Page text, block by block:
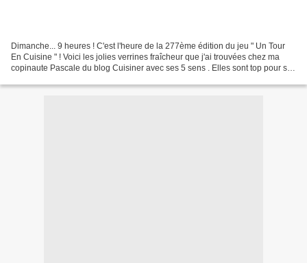
Dimanche... 9 heures ! C'est l'heure de la 277ème édition du jeu " Un Tour
En Cuisine " ! Voici les jolies verrines fraîcheur que j'ai trouvées chez ma
copinaute Pascale du blog Cuisiner avec ses 5 sens . Elles sont top pour se